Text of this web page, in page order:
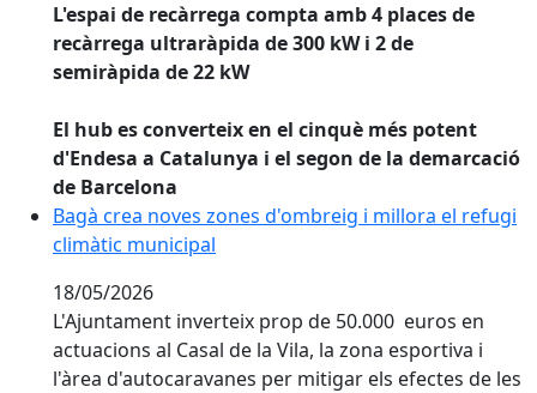
L'espai de recàrrega compta amb 4 places de
recàrrega ultraràpida de 300 kW i 2 de
semiràpida de 22 kW
El hub es converteix en el cinquè més potent
d'Endesa a Catalunya i el segon de la demarcació
de Barcelona
Bagà crea noves zones d'ombreig i millora el refugi
Bagà crea noves zones d'ombreig i millora el refugi
climàtic municipal
18/05/2026
L'Ajuntament inverteix prop de 50.000 euros en
actuacions al Casal de la Vila, la zona esportiva i
l'àrea d'autocaravanes per mitigar els efectes de les